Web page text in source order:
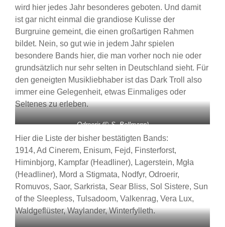
wird hier jedes Jahr besonderes geboten. Und damit
ist gar nicht einmal die grandiose Kulisse der
Burgruine gemeint, die einen großartigen Rahmen
bildet. Nein, so gut wie in jedem Jahr spielen
besondere Bands hier, die man vorher noch nie oder
grundsätzlich nur sehr selten in Deutschland sieht. Für
den geneigten Musikliebhaber ist das Dark Troll also
immer eine Gelegenheit, etwas Einmaliges oder
Seltenes zu erleben.
Odroerir (© S. Bollmann)
Hier die Liste der bisher bestätigten Bands:
1914, Ad Cinerem, Enisum, Fejd, Finsterforst,
Himinbjorg, Kampfar (Headliner), Lagerstein, Mgła
(Headliner), Mord a Stigmata, Nodfyr, Odroerir,
Romuvos, Saor, Sarkrista, Sear Bliss, Sol Sistere, Sun
of the Sleepless, Tulsadoom, Valkenrag, Vera Lux,
Waldgeflüster, Waylander, Winterfylleth.